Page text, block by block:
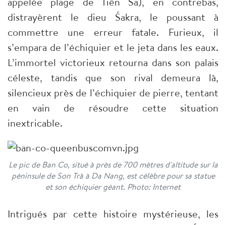
distrayèrent le dieu Śakra, le poussant à
commettre une erreur fatale. Furieux, il
s’empara de l’échiquier et le jeta dans les eaux.
L’immortel victorieux retourna dans son palais
céleste, tandis que son rival demeura là,
silencieux près de l’échiquier de pierre, tentant
en vain de résoudre cette situation
inextricable.
Le pic de Ban Co, situé à près de 700 mètres d'altitude sur la
péninsule de Son Trà à Da Nang, est célèbre pour sa statue
et son échiquier géant. Photo: Internet
Intrigués par cette histoire mystérieuse, les